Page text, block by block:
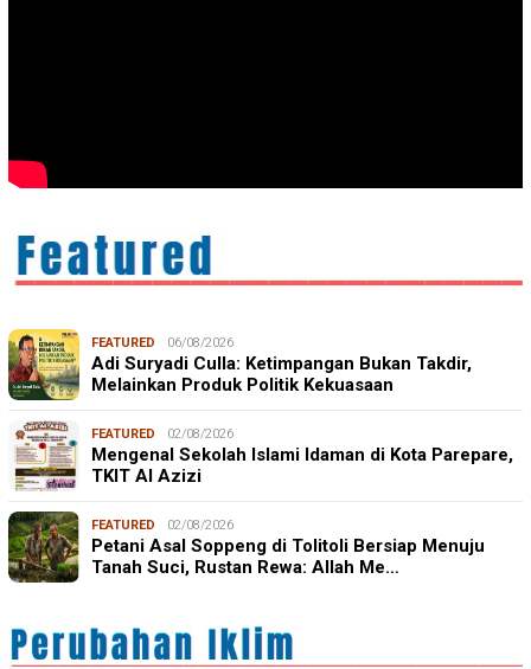
FEATURED 06/08/2026
Adi Suryadi Culla: Ketimpangan Bukan Takdir,
Melainkan Produk Politik Kekuasaan
FEATURED 02/08/2026
Mengenal Sekolah Islami Idaman di Kota Parepare,
TKIT Al Azizi
FEATURED 02/08/2026
Petani Asal Soppeng di Tolitoli Bersiap Menuju
Tanah Suci, Rustan Rewa: Allah Me…